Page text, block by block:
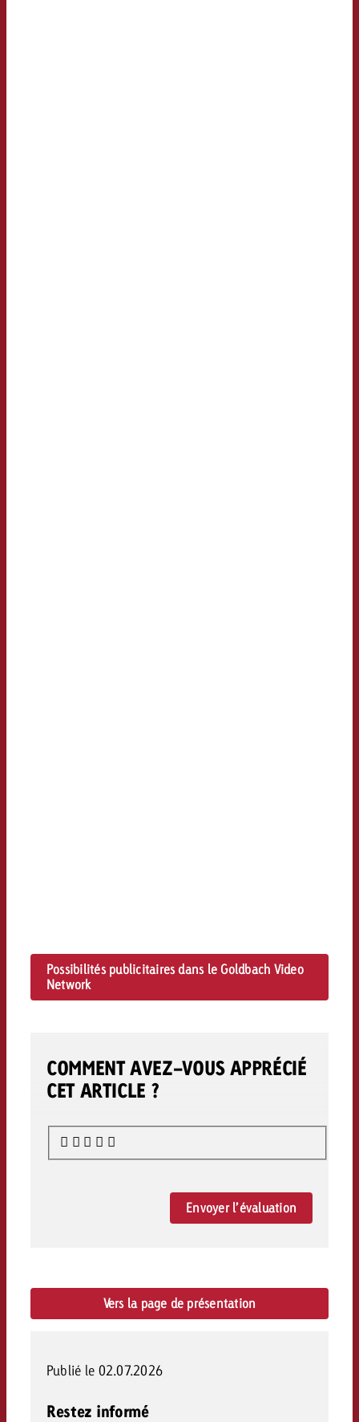
Possibilités publicitaires dans le Goldbach Video
Network
COMMENT AVEZ-VOUS APPRÉCIÉ
CET ARTICLE ?
Envoyer l’évaluation
Vers la page de présentation
Publié le 02.07.2026
Restez informé